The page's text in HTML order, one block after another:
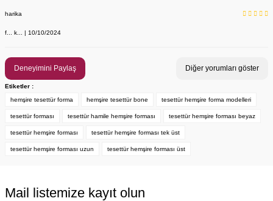
Labor Medikal Tekstil
199,00 TL
harika
f... k... | 10/10/2024
Deneyimini Paylaş Diğer yorumları göster
Etiketler :
hemşire tesettür forma
hemşire tesettür bone tesettür hemşire forma modelleri
tesettür forması tesettür hamile hemşire forması tesettür hemşire forması beyaz
tesettür hemşire forması tesettür hemşire forması tek üst
tesettür hemşire forması uzun tesettür hemşire forması üst
Mail listemize kayıt olun